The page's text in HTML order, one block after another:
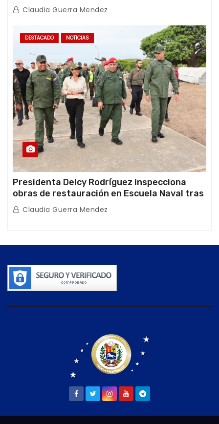
con Juntas de Condominio
Claudia Guerra Mendez
DESTACADO NOTICIAS
Presidenta Delcy Rodríguez inspecciona
obras de restauración en Escuela Naval tras
afectaciones sísmicas en La Guaira
Claudia Guerra Mendez